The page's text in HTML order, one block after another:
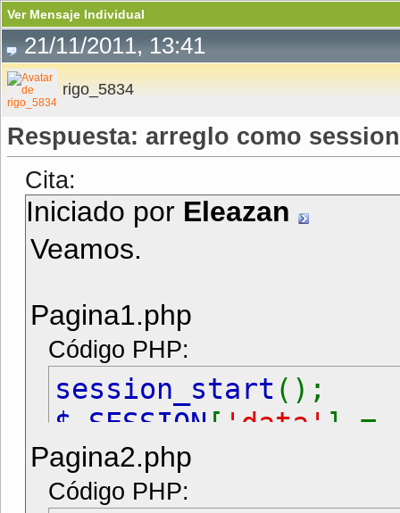
Ver Mensaje Individual
21/11/2011, 13:41
rigo_5834
Respuesta: arreglo como session
Cita:
Iniciado por Eleazan
Veamos.
Pagina1.php
Código PHP:
session_start ();
$_SESSION [ 'data' ]
Pagina2.php
Código PHP: